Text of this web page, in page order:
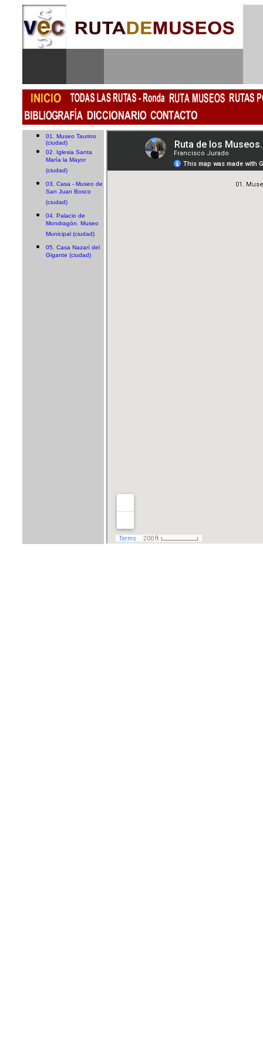
01. Museo Taurino
(ciudad)
02. Iglesia Santa
María la Mayor
(ciudad)
03. Casa - Museo de
San Juan Bosco
(ciudad)
04. Palacio de
Mondragón. Museo
Municipal (ciudad)
05. Casa Nazarí del
Gigante (ciudad)